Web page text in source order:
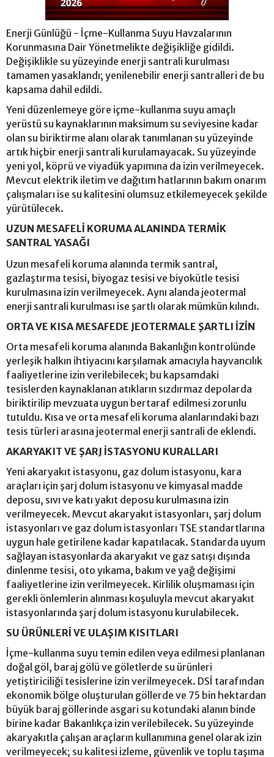
Enerji Günlüğü - İçme-Kullanma Suyu Havzalarının
Korunmasına Dair Yönetmelikte değişikliğe gidildi.
Değişiklikle su yüzeyinde enerji santrali kurulması
tamamen yasaklandı; yenilenebilir enerji santralleri de bu
kapsama dahil edildi.
Yeni düzenlemeye göre içme-kullanma suyu amaçlı
yerüstü su kaynaklarının maksimum su seviyesine kadar
olan su biriktirme alanı olarak tanımlanan su yüzeyinde
artık hiçbir enerji santrali kurulamayacak. Su yüzeyinde
yeni yol, köprü ve viyadük yapımına da izin verilmeyecek.
Mevcut elektrik iletim ve dağıtım hatlarının bakım onarım
çalışmaları ise su kalitesini olumsuz etkilemeyecek şekilde
yürütülecek.
UZUN MESAFELİ KORUMA ALANINDA TERMİK
SANTRAL YASAĞI
Uzun mesafeli koruma alanında termik santral,
gazlaştırma tesisi, biyogaz tesisi ve biyokütle tesisi
kurulmasına izin verilmeyecek. Aynı alanda jeotermal
enerji santrali kurulması ise şartlı olarak mümkün kılındı.
ORTA VE KISA MESAFEDE JEOTERMALE ŞARTLI İZİN
Orta mesafeli koruma alanında Bakanlığın kontrolünde
yerleşik halkın ihtiyacını karşılamak amacıyla hayvancılık
faaliyetlerine izin verilebilecek; bu kapsamdaki
tesislerden kaynaklanan atıkların sızdırmaz depolarda
biriktirilip mevzuata uygun bertaraf edilmesi zorunlu
tutuldu. Kısa ve orta mesafeli koruma alanlarındaki bazı
tesis türleri arasına jeotermal enerji santrali de eklendi.
AKARYAKIT VE ŞARJ İSTASYONU KURALLARI
Yeni akaryakıt istasyonu, gaz dolum istasyonu, kara
araçları için şarj dolum istasyonu ve kimyasal madde
deposu, sıvı ve katı yakıt deposu kurulmasına izin
verilmeyecek. Mevcut akaryakıt istasyonları, şarj dolum
istasyonları ve gaz dolum istasyonları TSE standartlarına
uygun hale getirilene kadar kapatılacak. Standarda uyum
sağlayan istasyonlarda akaryakıt ve gaz satışı dışında
dinlenme tesisi, oto yıkama, bakım ve yağ değişimi
faaliyetlerine izin verilmeyecek. Kirlilik oluşmaması için
gerekli önlemlerin alınması koşuluyla mevcut akaryakıt
istasyonlarında şarj dolum istasyonu kurulabilecek.
SU ÜRÜNLERİ VE ULAŞIM KISITLARI
İçme-kullanma suyu temin edilen veya edilmesi planlanan
doğal göl, baraj gölü ve göletlerde su ürünleri
yetiştiriciliği tesislerine izin verilmeyecek. DSİ tarafından
ekonomik bölge oluşturulan göllerde ve 75 bin hektardan
büyük baraj göllerinde asgari su kotundaki alanın binde
birine kadar Bakanlıkça izin verilebilecek. Su yüzeyinde
akaryakıtla çalışan araçların kullanımına genel olarak izin
verilmeyecek; su kalitesi izleme, güvenlik ve toplu taşıma